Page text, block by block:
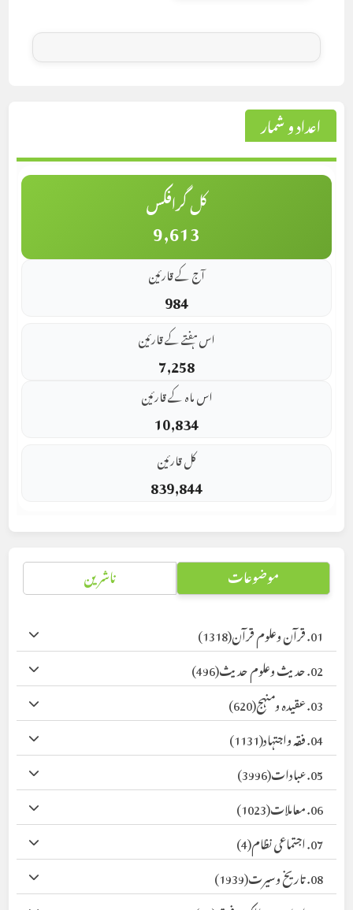
اعداد و شمار
کل گرافکس
9,613
آج کے قارئین
984
اس ہفتے کے قارئین
7,258
اس ماہ کے قارئین
10,834
کل قارئین
839,844
موضوعات ناشرین
01. قرآن وعلوم قرآن
(1318)
02. حدیث وعلوم حدیث
(496)
03. عقیدہ ومنہج
(620)
04. فقہ واجتہاد
(1131)
05. عبادات
(3996)
06. معاملات
(1023)
07. اجتماعی نظام
(4)
08. تاریخ وسیرت
(1939)